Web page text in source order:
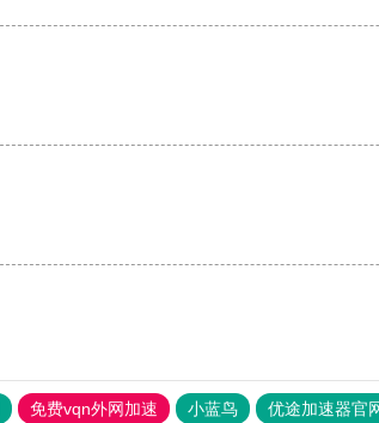
免费vqn外网加速 小蓝鸟 优途加速器官